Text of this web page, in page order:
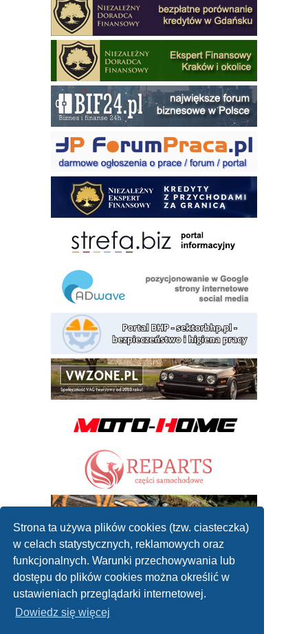
Strona ta używa plików cookies (tzw. ciasteczka)
w celach statystycznych, reklamowych oraz
funkcjonalnych. Warunki przechowywania lub
dostępu do plików cookies można określić w
ustawieniach przeglądarki internetowej.
Dowiedz się więcej